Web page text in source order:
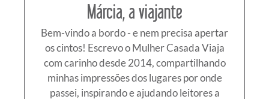
Márcia, a viajante
Bem-vindo a bordo - e nem precisa apertar
os cintos! Escrevo o Mulher Casada Viaja
com carinho desde 2014, compartilhando
minhas impressões dos lugares por onde
passei, inspirando e ajudando leitores a